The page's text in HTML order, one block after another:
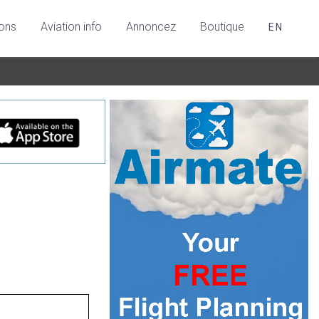
Aviation info Annoncez Boutique EN